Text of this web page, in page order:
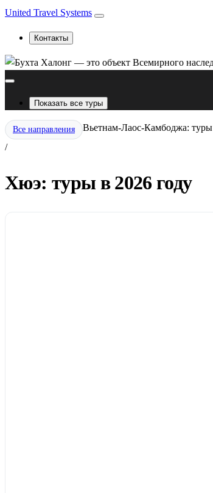
United Travel Systems
Контакты
Показать все туры
Все направления
/
Вьетнам-Лаос-Камбоджа: туры
Хюэ: туры в 2026 году